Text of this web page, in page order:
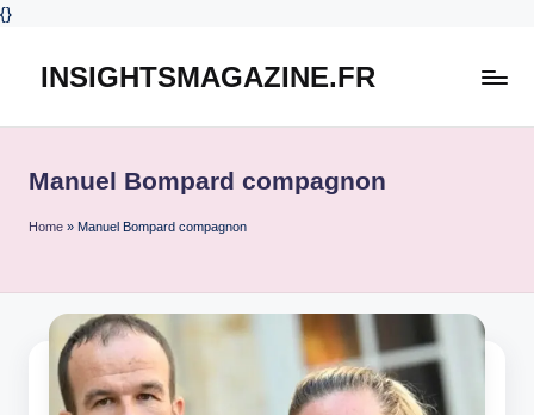
{}
INSIGHTSMAGAZINE.FR
Manuel Bompard compagnon
Home » Manuel Bompard compagnon